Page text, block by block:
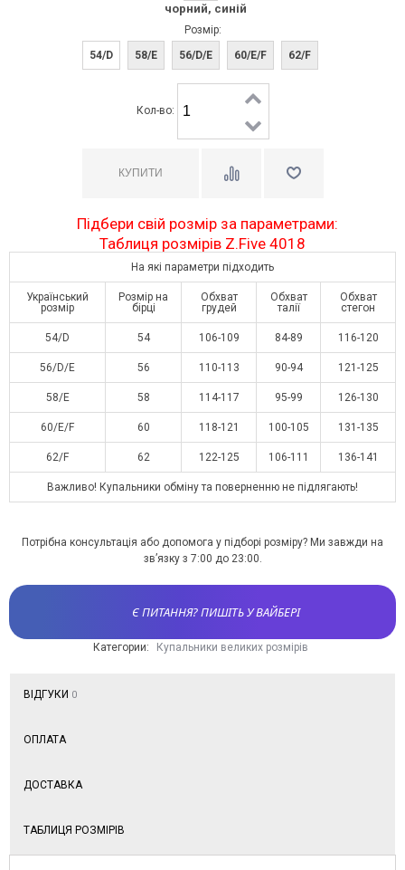
чорний, синій
Розмір:
54/D
58/E 56/D/E 60/E/F 62/F
Кол-во:
Підбери свій розмір за параметрами:
Таблиця розмірів Z.Five 4018
На які параметри підходить
Український
розмір
Розмір на
бірці
Обхват
грудей
Обхват
талії
Обхват
стегон
54/D 54 106-109 84-89 116-120
56/D/E 56 110-113 90-94 121-125
58/E 58 114-117 95-99 126-130
60/E/F 60 118-121 100-105 131-135
62/F 62 122-125 106-111 136-141
Важливо! Купальники обміну та поверненню не підлягають!
Потрібна консультація або допомога у підборі розміру? Ми завжди на
зв’язку з 7:00 до 23:00.
Є ПИТАННЯ? ПИШІТЬ У ВАЙБЕРІ
Категории: Купальники великих розмірів
ВІДГУКИ 0
ОПЛАТА
ДОСТАВКА
ТАБЛИЦЯ РОЗМІРІВ